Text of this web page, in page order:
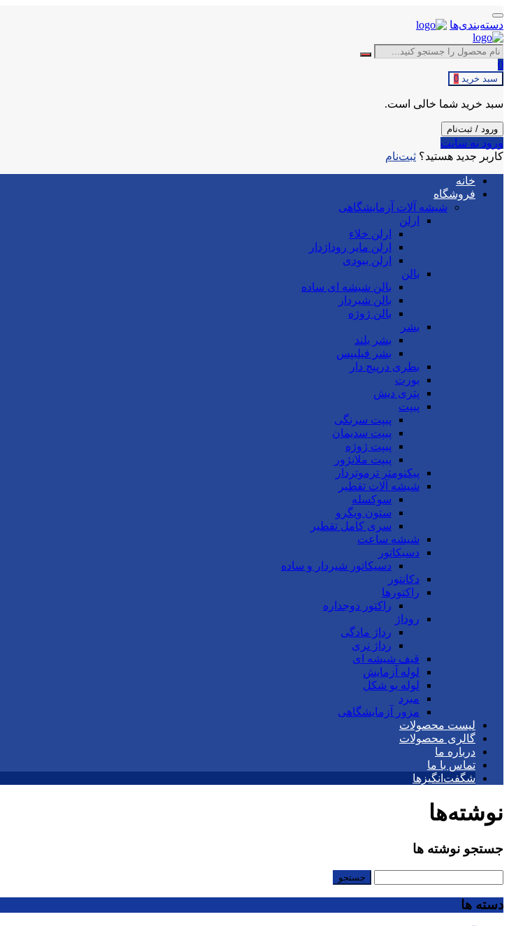
دسته‌بندی‌ها
0
سبد خرید 0
سبد خرید شما خالی است.
ورود / ثبت‌نام
ورود به سایت
کاربر جدید هستید؟ ثبت‌نام
خانه
فروشگاه
شیشه آلات آزمایشگاهی
ارلن
ارلن خلاء
ارلن مایر روداژدار
ارلن بیودی
بالن
بالن شیشه ای ساده
بالن شیردار
بالن ژوژه
بشر
بشر بلند
بشر فیلیپس
بطری درپیچ دار
بورت
پتری دیش
پیپت
پیپت سرنگی
پیپت سدیمان
پیپت ژوژه
پیپت ملانژور
پیکنومتر ترموتردار
شیشه آلات تقطیر
سوکسله
ستون ویگرو
سری کامل تقطیر
شیشه ساعت
دسیکاتور
دسیکاتور شیردار و ساده
دکانتور
راکتورها
راکتور دوجداره
روداژ
رداژ مادگی
رداژ نری
قیف شیشه ای
لوله آزمایش
لوله یو شکل
مبرد
مزور آزمایشگاهی
لیست محصولات
گالری محصولات
درباره ما
تماس با ما
شگفت‌انگیزها
نوشته‌ها
جستجو نوشته ها
دسته ها